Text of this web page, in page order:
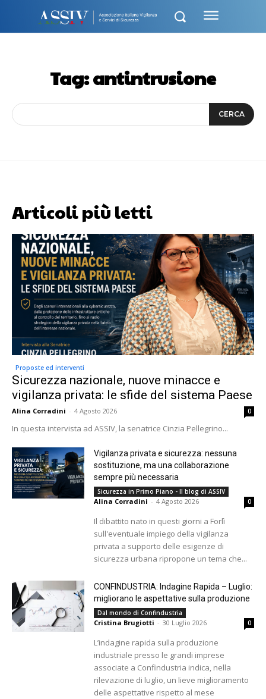
Tag:antintrusione
CERCA
Articoli più letti
Proposte ed interventi
Sicurezza nazionale, nuove minacce e
vigilanza privata: le sfide del sistema Paese
Alina Corradini - 4 Agosto 2026 0
In questa intervista ad ASSIV, la senatrice Cinzia Pellegrino...
Vigilanza privata e sicurezza: nessuna
sostituzione, ma una collaborazione
sempre più necessaria
Sicurezza in Primo Piano - Il blog di ASSIV
Alina Corradini - 4 Agosto 2026 0
Il dibattito nato in questi giorni a Forlì
sull'eventuale impiego della vigilanza
privata a supporto delle esigenze di
sicurezza urbana ripropone un tema che...
CONFINDUSTRIA: Indagine Rapida – Luglio:
migliorano le aspettative sulla produzione
Dal mondo di Confindustria
Cristina Brugiotti - 30 Luglio 2026 0
L’indagine rapida sulla produzione
industriale presso le grandi imprese
associate a Confindustria indica, nella
rilevazione di luglio, un lieve miglioramento
delle aspettative rispetto al mese